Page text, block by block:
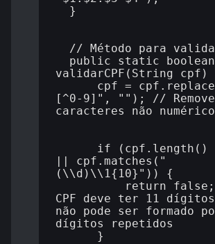
}
// Método para
public static boolean
validarCPF(String cpf)
cpf =
[^0-9]", ""); //
caracteres não
if (cpf.length()
|| cpf.matches("
(\\d)\\1{10}")) {
return false;
CPF deve ter 11
não pode ser formado
dígitos repetidos
}